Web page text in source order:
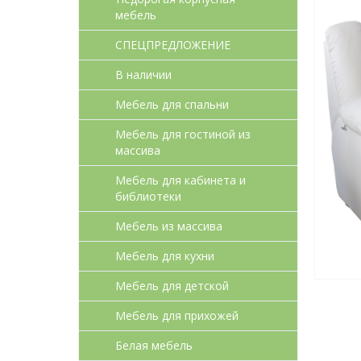
мебель
СПЕЦПРЕДЛОЖЕНИЕ
В наличии
Мебель для спальни
Мебель для гостиной из
массива
Мебель для кабинета и
библиотеки
Мебель из массива
Мебель для кухни
Мебель для детcкой
Мебель для прихожей
Белая мебель